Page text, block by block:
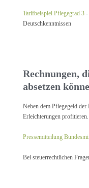
Tarifbeispiel Pflegegrad 3 -
Deutschkenntnissen
Rechnungen,
absetzen
Neben dem Pflegegeld der
Erleichterungen
Pressemitteilung
Bei steuerrechtlichen